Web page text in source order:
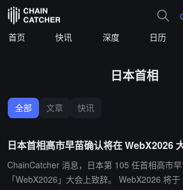
首页 快讯 深度 日历
日本首相
全部 文章 快讯
日本首相高市早苗确认将在 WebX2026
ChainCatcher 消息，日本第 105 任首相高市
「WebX2026」大会上致辞。 WebX2026 将于 2026 年 7 月 13 日至